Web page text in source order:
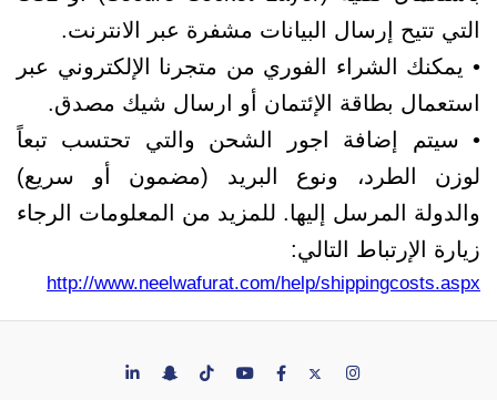
التي تتيح إرسال البيانات مشفرة عبر الانترنت.
• يمكنك الشراء الفوري من متجرنا الإلكتروني عبر
استعمال بطاقة الإئتمان أو ارسال شيك مصدق.
• سيتم إضافة اجور الشحن والتي تحتسب تبعاً
لوزن الطرد، ونوع البريد (مضمون أو سريع)
والدولة المرسل إليها. للمزيد من المعلومات الرجاء
زيارة الإرتباط التالي:
http://www.neelwafurat.com/help/shippingcosts.aspx